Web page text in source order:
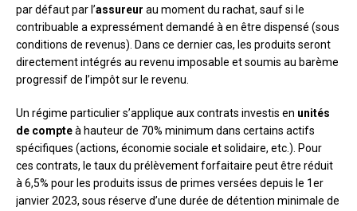
par défaut par l’assureur au moment du rachat, sauf si le
contribuable a expressément demandé à en être dispensé (sous
conditions de revenus). Dans ce dernier cas, les produits seront
directement intégrés au revenu imposable et soumis au barème
progressif de l’impôt sur le revenu.
Un régime particulier s’applique aux contrats investis en unités
de compteà hauteur de 70% minimum dans certains actifs
spécifiques (actions, économie sociale et solidaire, etc.). Pour
ces contrats, le taux du prélèvement forfaitaire peut être réduit
à 6,5% pour les produits issus de primes versées depuis le 1er
janvier 2023, sous réserve d’une durée de détention minimale de